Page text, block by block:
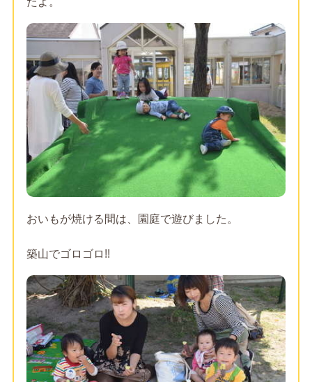
おいもが焼ける間は、園庭で遊びました。
築山でゴロゴロ!!